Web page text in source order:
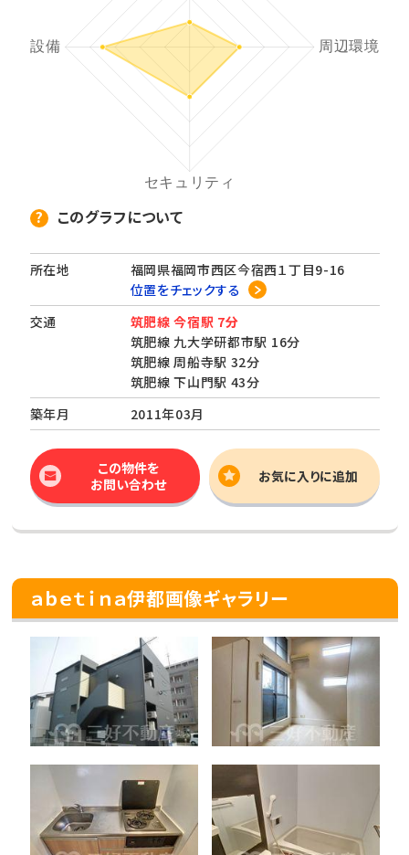
このグラフについて
所在地
福岡県福岡市西区今宿西１丁目9-16
位置をチェックする
交通
筑肥線 今宿駅 7分
筑肥線 九大学研都市駅 16分
筑肥線 周船寺駅 32分
筑肥線 下山門駅 43分
築年月
2011年03月
この物件を
お問い合わせ
お気に入りに追加
ａｂｅｔｉｎａ伊都画像ギャラリー